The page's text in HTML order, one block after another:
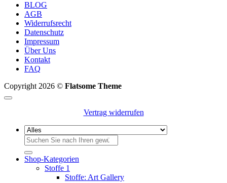
BLOG
AGB
Widerrufsrecht
Datenschutz
Impressum
Über Uns
Kontakt
FAQ
Copyright 2026 © Flatsome Theme
Vertrag widerrufen
Suchen
nach:
Shop-Kategorien
Stoffe 1
Stoffe: Art Gallery